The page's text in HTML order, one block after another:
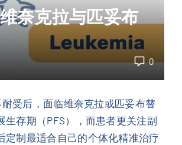
奈克拉与匹妥布
0
受后，面临维奈克拉或匹妥布替
存期（PFS），而患者更关注副
制最适合自己的个体化精准治疗